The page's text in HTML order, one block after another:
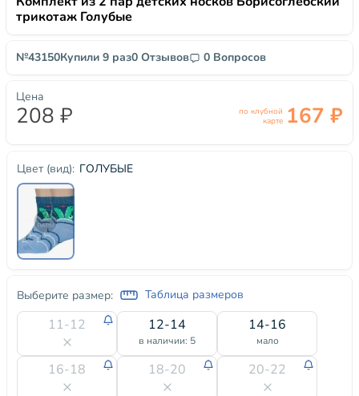
трикотаж Голубые
№43150Купили 9 раз0 Отзывов 0 Вопросов
Цвет (вид): ГОЛУБЫЕ
Выберите размер: Таблица размеров
11-12 12-14
в наличии: 5
14-16
мало
16-18 18-20 20-22
Цена
208 ₽
по клубной
карте 167 ₽